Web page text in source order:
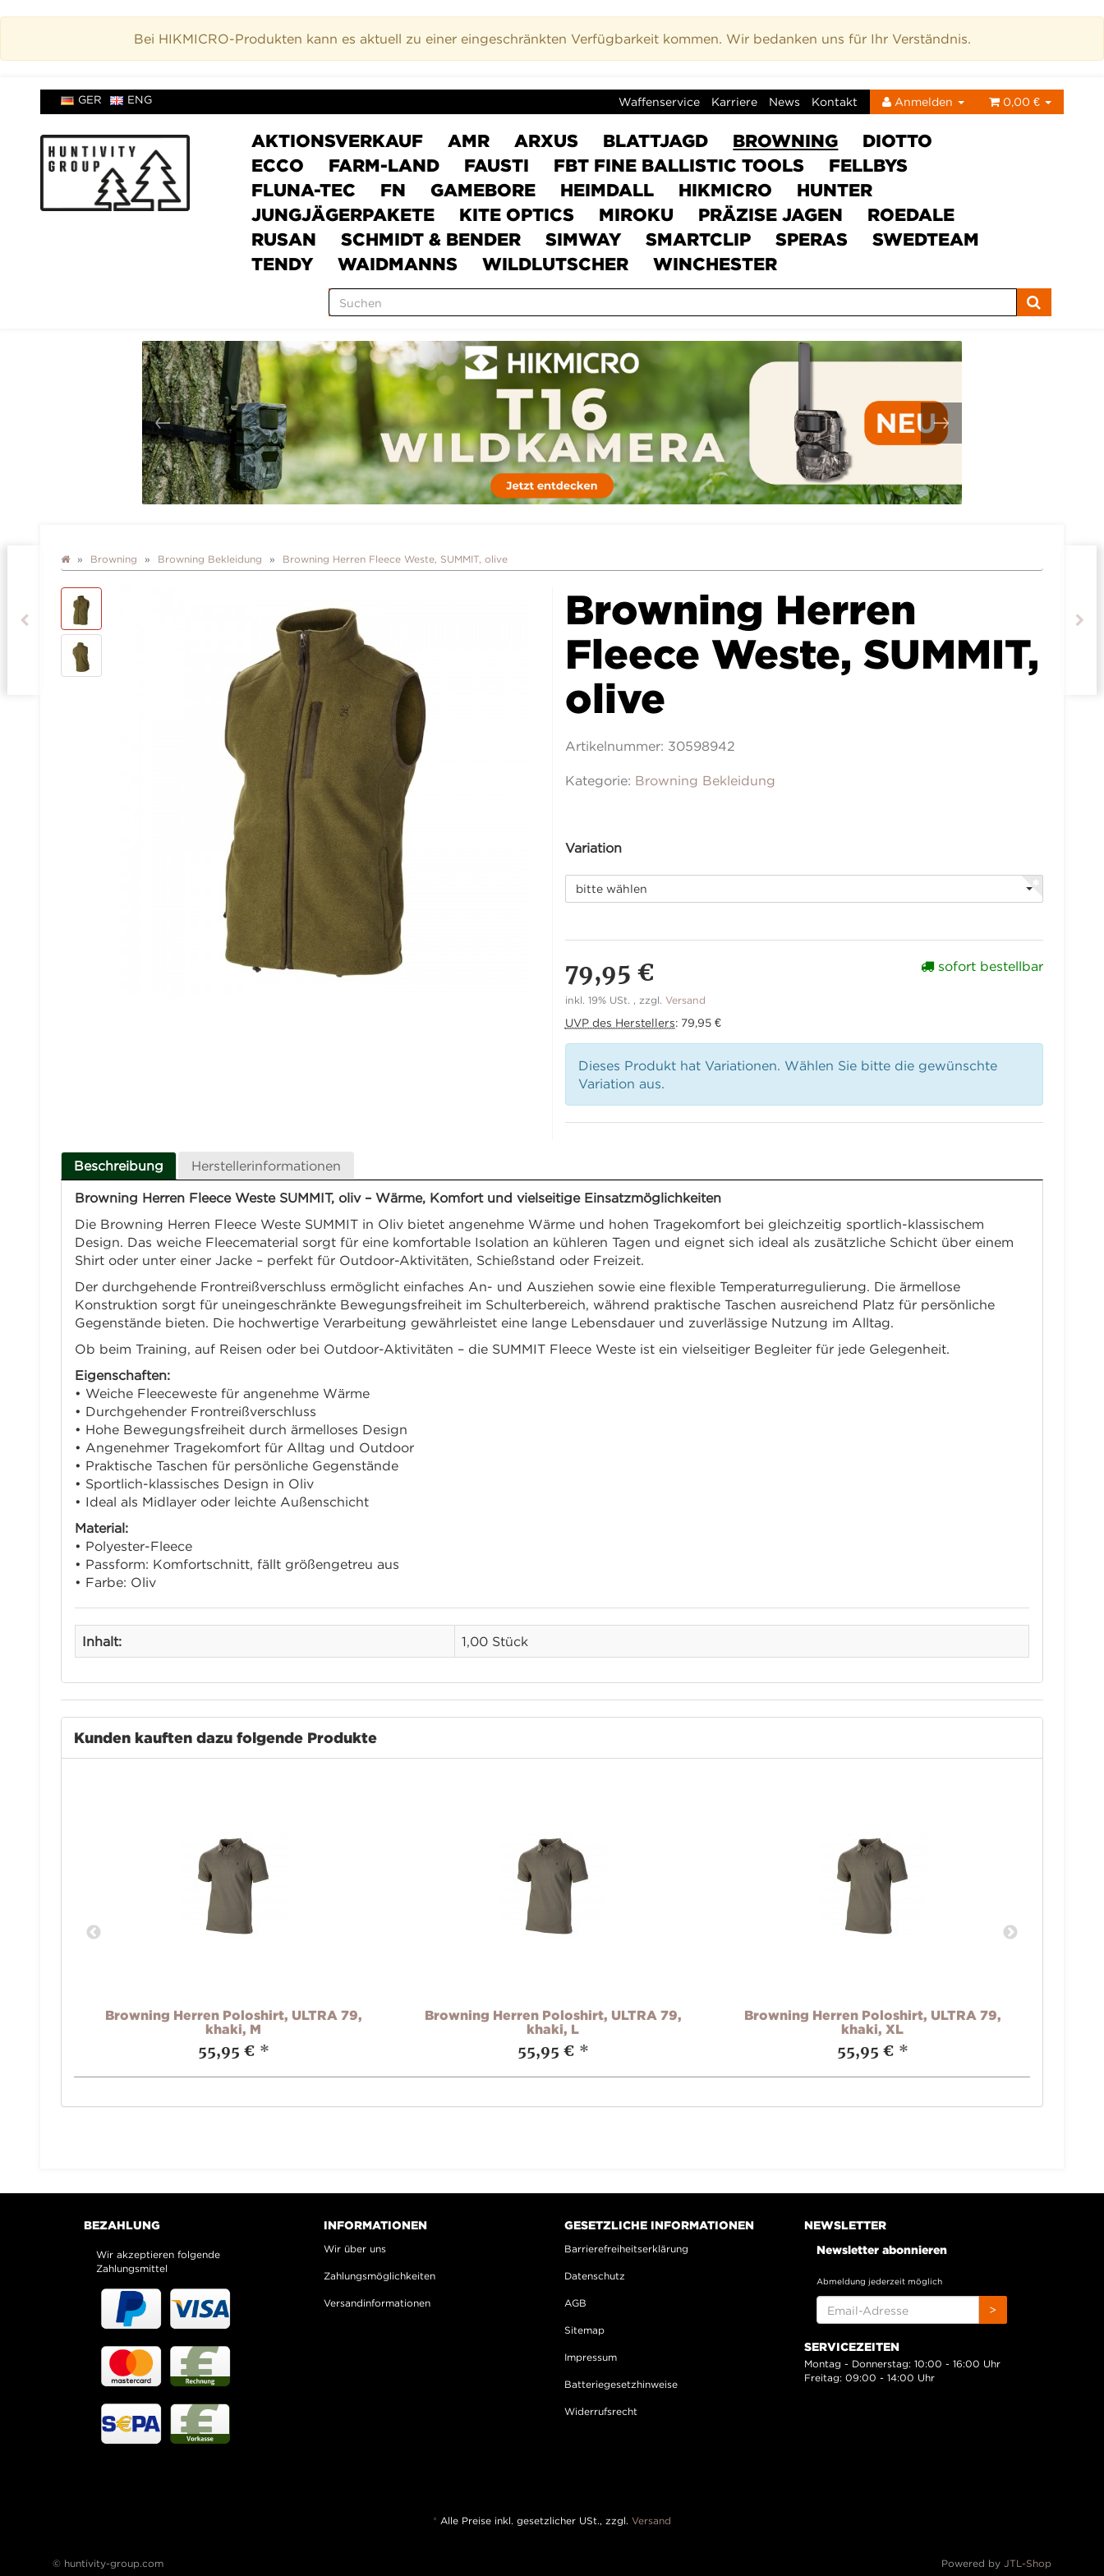
Bei HIKMICRO-Produkten kann es aktuell zu einer eingeschränkten Verfügbarkeit kommen. Wir bedanken uns für Ihr Verständnis.
GER ENG Waffenservice Karriere News Kontakt Anmelden 0,00 €
AKTIONSVERKAUF AMR ARXUS BLATTJAGD BROWNING
DIOTTO
ECCO
FARM-LAND FAUSTI FBT FINE BALLISTIC TOOLS
FELLBYS
FLUNA-TEC
FN GAMEBORE HEIMDALL HIKMICRO
HUNTER
JUNGJÄGERPAKETE
KITE OPTICS MIROKU PRÄZISE JAGEN
ROEDALE
RUSAN
SCHMIDT & BENDER SIMWAY SMARTCLIP SPERAS
SWEDTEAM
TENDY
WAIDMANNS WILDLUTSCHER WINCHESTER
Browning Browning Bekleidung Browning Herren Fleece Weste, SUMMIT, olive
Browning Herren
Fleece Weste, SUMMIT,
olive
Artikelnummer: 30598942
Kategorie: Browning Bekleidung
Variation
bitte wählen
79,95 €
inkl. 19% USt. , zzgl. Versand
UVP des Herstellers: 79,95 €
sofort bestellbar
Dieses Produkt hat Variationen. Wählen Sie bitte die gewünschte
Variation aus.
Beschreibung Herstellerinformationen
Browning Herren Fleece Weste SUMMIT, oliv – Wärme, Komfort und vielseitige Einsatzmöglichkeiten
Die Browning Herren Fleece Weste SUMMIT in Oliv bietet angenehme Wärme und hohen Tragekomfort bei gleichzeitig sportlich-klassischem
Design. Das weiche Fleecematerial sorgt für eine komfortable Isolation an kühleren Tagen und eignet sich ideal als zusätzliche Schicht über einem
Shirt oder unter einer Jacke – perfekt für Outdoor-Aktivitäten, Schießstand oder Freizeit.
Der durchgehende Frontreißverschluss ermöglicht einfaches An- und Ausziehen sowie eine flexible Temperaturregulierung. Die ärmellose
Konstruktion sorgt für uneingeschränkte Bewegungsfreiheit im Schulterbereich, während praktische Taschen ausreichend Platz für persönliche
Gegenstände bieten. Die hochwertige Verarbeitung gewährleistet eine lange Lebensdauer und zuverlässige Nutzung im Alltag.
Ob beim Training, auf Reisen oder bei Outdoor-Aktivitäten – die SUMMIT Fleece Weste ist ein vielseitiger Begleiter für jede Gelegenheit.
Eigenschaften:
• Weiche Fleeceweste für angenehme Wärme
• Durchgehender Frontreißverschluss
• Hohe Bewegungsfreiheit durch ärmelloses Design
• Angenehmer Tragekomfort für Alltag und Outdoor
• Praktische Taschen für persönliche Gegenstände
• Sportlich-klassisches Design in Oliv
• Ideal als Midlayer oder leichte Außenschicht
Material:
• Polyester-Fleece
• Passform: Komfortschnitt, fällt größengetreu aus
• Farbe: Oliv
Inhalt: 1,00 Stück
Kunden kauften dazu folgende Produkte
Browning Herren Poloshirt, ULTRA 79,
khaki, M
55,95 € *
Browning Herren Poloshirt, ULTRA 79,
khaki, L
55,95 € *
Browning Herren Poloshirt, ULTRA 79,
khaki, XL
55,95 € *
BEZAHLUNG
Wir akzeptieren folgende
Zahlungsmittel
INFORMATIONEN
Wir über uns
Zahlungsmöglichkeiten
Versandinformationen
GESETZLICHE INFORMATIONEN
Barrierefreiheitserklärung
Datenschutz
AGB
Sitemap
Impressum
Batteriegesetzhinweise
Widerrufsrecht
NEWSLETTER
Newsletter abonnieren
Abmeldung jederzeit möglich
ADRESSE
>
SERVICEZEITEN
Montag - Donnerstag: 10:00 - 16:00 Uhr
Freitag: 09:00 - 14:00 Uhr
* Alle Preise inkl. gesetzlicher USt., zzgl. Versand
© huntivity-group.com Powered byJTL-Shop